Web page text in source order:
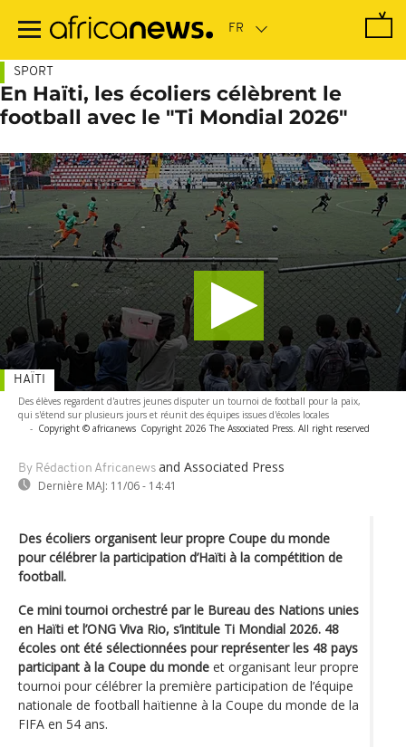
contenu
SPORT
En Haïti, les écoliers célèbrent le
football avec le "Ti Mondial 2026"
Des élèves regardent d'autres jeunes disputer un tournoi de football pour la paix,
qui s'étend sur plusieurs jours et réunit des équipes issues d'écoles locales
- Copyright © africanews Copyright 2026 The Associated Press. All right reserved
By Rédaction Africanews and Associated Press
Dernière MAJ: 11/06 - 14:41
HAÏTI
Des écoliers organisent leur propre Coupe du monde
pour célébrer la participation d’Haïti à la compétition de
football.
Ce mini tournoi orchestré par le Bureau des Nations unies
en Haïti et l’ONG Viva Rio, s’intitule Ti Mondial 2026. 48
écoles ont été sélectionnées pour représenter les 48 pays
participant à la Coupe du monde et organisant leur propre
tournoi pour célébrer la première participation de l’équipe
nationale de football haïtienne à la Coupe du monde de la
FIFA en 54 ans.